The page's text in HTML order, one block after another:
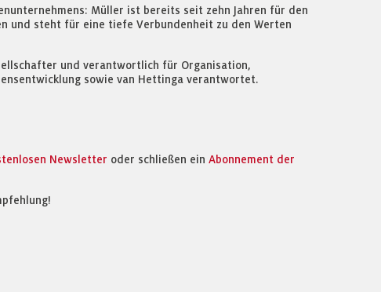
Müller ist bereits seit zehn Jahren für den
und steht für eine tiefe Verbundenheit zu den Werten
und verantwortlich für Organisation,
sowie van Hettinga verantwortet.
Newsletter oder schließen ein Abonnement der